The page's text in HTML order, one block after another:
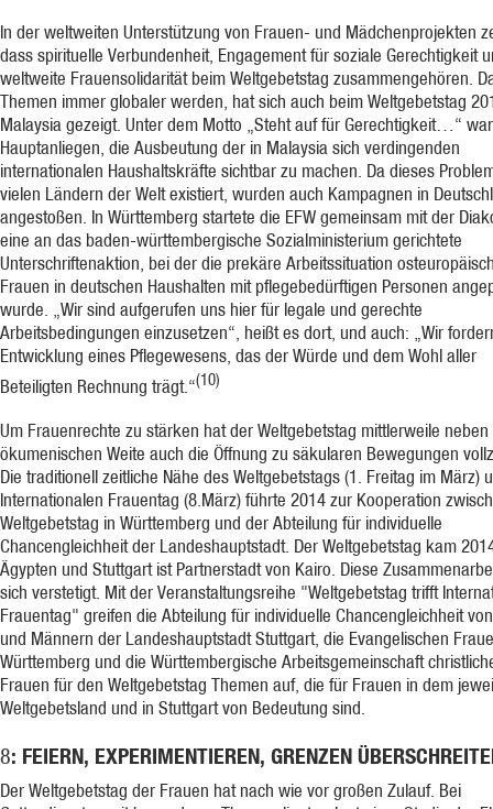
In der weltweiten Unterstützung von Frauen- und Mädchenprojekten
dass spirituelle Verbundenheit, Engagement für soziale Gerechtigkeit
weltweite Frauensolidarität beim Weltgebetstag zusammengehören.
Themen immer globaler werden, hat sich auch beim Weltgebetstag
Malaysia gezeigt. Unter dem Motto „Steht auf für Gerechtigkeit…“
Hauptanliegen, die Ausbeutung der in Malaysia sich verdingenden
internationalen Haushaltskräfte sichtbar zu machen. Da dieses
vielen Ländern der Welt existiert, wurden auch Kampagnen in
angestoßen. In Württemberg startete die EFW gemeinsam mit der
eine an das baden-württembergische Sozialministerium gerichtete
Unterschriftenaktion, bei der die prekäre Arbeitssituation
Frauen in deutschen Haushalten mit pflegebedürftigen Personen
wurde. „Wir sind aufgerufen uns hier für legale und gerechte
Arbeitsbedingungen einzusetzen“, heißt es dort, und auch: „Wir
Entwicklung eines Pflegewesens, das der Würde und dem Wohl aller
Beteiligten Rechnung trägt.“(10)
Um Frauenrechte zu stärken hat der Weltgebetstag mittlerweile neben
ökumenischen Weite auch die Öffnung zu säkularen Bewegungen
Die traditionell zeitliche Nähe des Weltgebetstags (1. Freitag im März)
Internationalen Frauentag (8.März) führte 2014 zur Kooperation
Weltgebetstag in Württemberg und der Abteilung für individuelle
Chancengleichheit der Landeshauptstadt. Der Weltgebetstag kam
Ägypten und Stuttgart ist Partnerstadt von Kairo. Diese
sich verstetigt. Mit der Veranstaltungsreihe "Weltgebetstag trifft
Frauentag" greifen die Abteilung für individuelle Chancengleichheit
und Männern der Landeshauptstadt Stuttgart, die Evangelischen
Württemberg und die Württembergische Arbeitsgemeinschaft
Frauen für den Weltgebetstag Themen auf, die für Frauen in dem
Weltgebetsland und in Stuttgart von Bedeutung sind.
8: FEIERN, EXPERIMENTIEREN, GRENZEN
Der Weltgebetstag der Frauen hat nach wie vor großen Zulauf. Bei